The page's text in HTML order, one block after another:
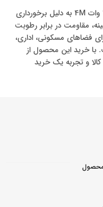
چراغ سقفی توکار SMD واترپروف 30 وات 4M به دلیل برخورداری
مقاومت در برابر رطوبت
فضاهای مسکونی، اداری،
خرید این محصول از
کالا و تجربه یک خرید